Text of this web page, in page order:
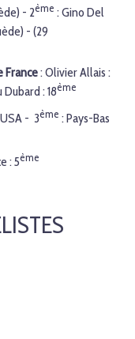
- 2ème : Gino Del
- (29
France: Olivier Allais :
: 18ème
- 3ème : Pays-Bas
: 5ème